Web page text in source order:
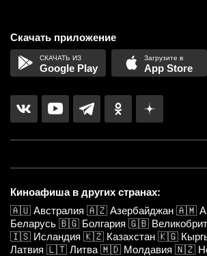
Скачать приложение
Google Play App Store
Киноафиша в других странах:
🇦🇺 Австралия 🇦🇿 Азербайджан 🇦🇲
Беларусь 🇧🇬 Болгария 🇬🇧
🇮🇸 Исландия 🇰🇿 Казахстан 🇰🇬
Латвия 🇱🇹 Литва 🇲🇩 Молдавия 🇳🇿